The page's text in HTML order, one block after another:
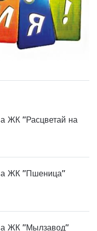
ЖК "Расцветай на
ЖК "Пшеница"
ЖК "Мылзавод"